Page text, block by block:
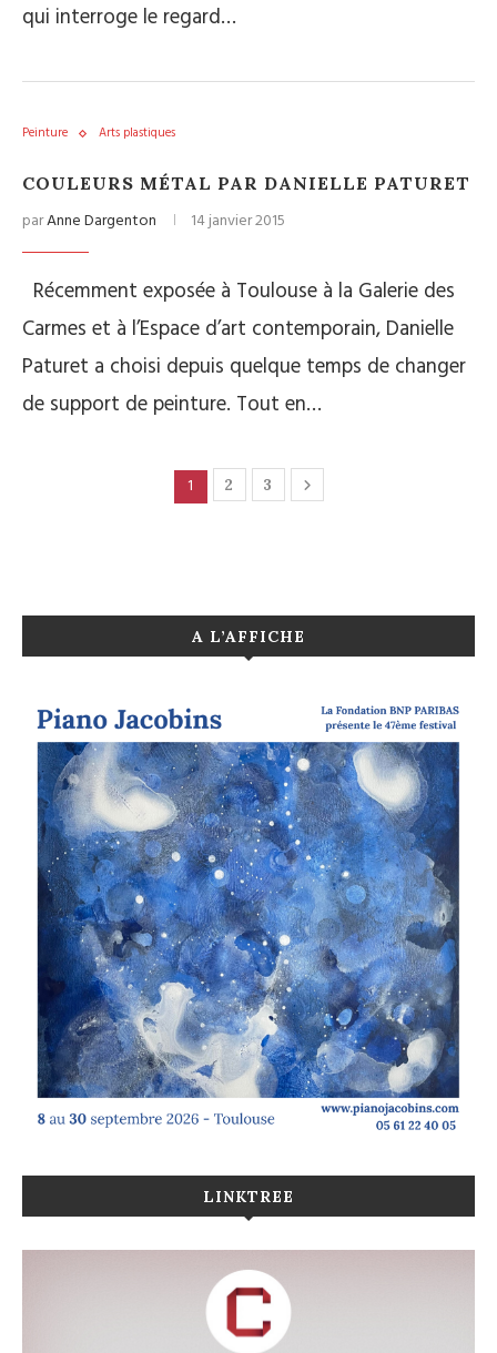
qui interroge le regard…
Peinture Arts plastiques
COULEURS MÉTAL PAR DANIELLE PATURET
parAnne Dargenton 14 janvier 2015
Récemment exposée à Toulouse à la Galerie des
Carmes et à l’Espace d’art contemporain, Danielle
Paturet a choisi depuis quelque temps de changer
de support de peinture. Tout en…
1 2 3
A L’AFFICHE
LINKTREE